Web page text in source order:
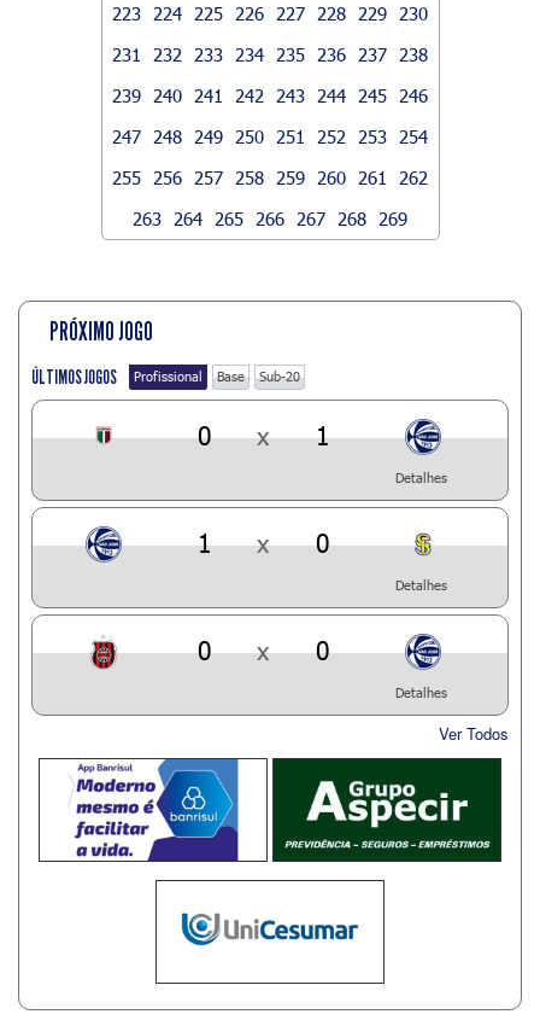
223
224 225 226 227 228 229
230
231
232 233 234 235 236 237
238
239
240 241 242 243 244 245
246
247
248 249 250 251 252 253
254
255
256 257 258 259 260 261
262
263
264 265 266 267 268 269
PRÓXIMO JOGO
ÚLTIMOS JOGOS Profissional Base Sub-20
0 x 1
Detalhes
1 x 0
Detalhes
0 x 0
Detalhes
Ver Todos